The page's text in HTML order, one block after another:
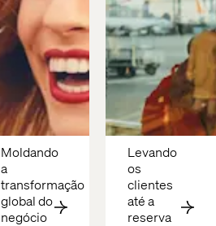
Moldando
a
transformação
global do
negócio
Levando
os
clientes
até a
reserva